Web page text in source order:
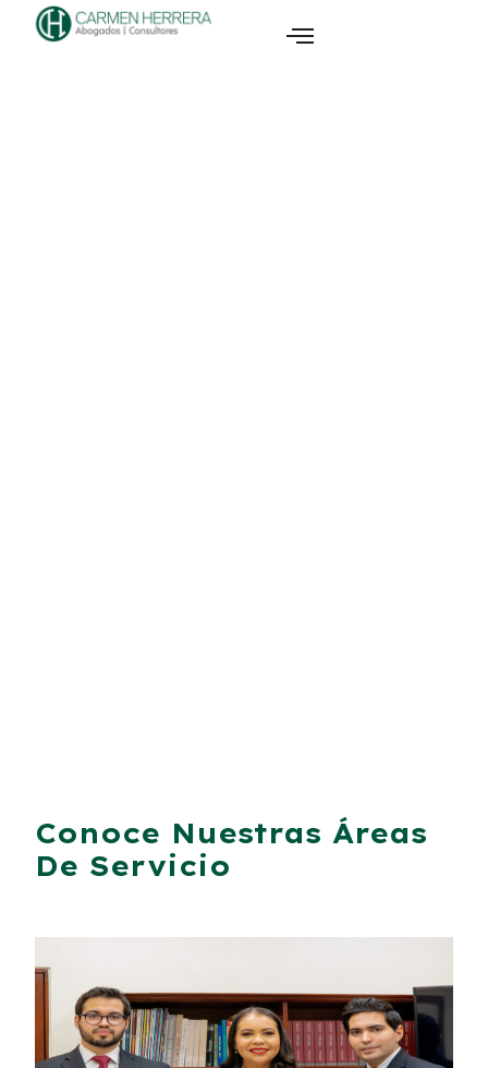
Conoce Nuestras Áreas
De Servicio